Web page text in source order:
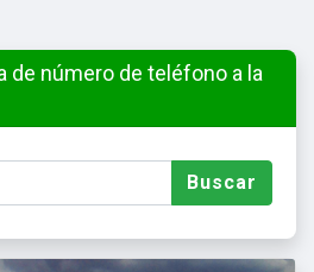
de número de teléfono a la
Buscar